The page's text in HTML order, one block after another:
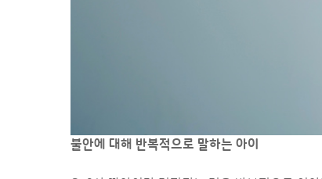
불안에 대해 반복적으로 말하는 아이